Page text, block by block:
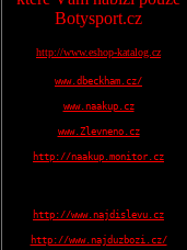
Botysport.cz
http://www.eshop-katalog.cz
www.dbeckham.cz/
www.naakup.cz
www.Zlevneno.cz
http://naakup.monitor.cz
http://www.najdislevu.cz
http://www.najduzbozi.cz/